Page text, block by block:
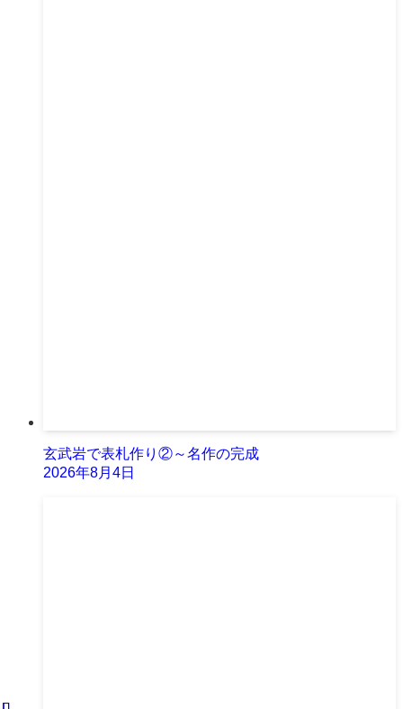
玄武岩で表札作り②～名作の完成
2026年8月4日